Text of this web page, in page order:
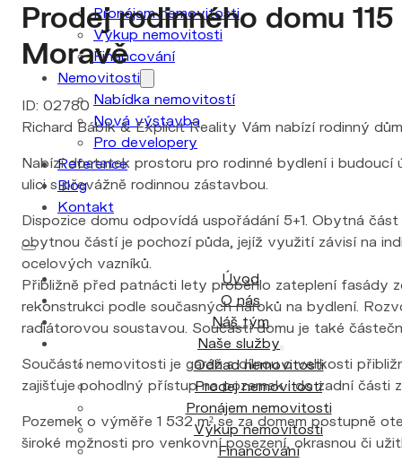
Pronájem nemovitosti
Výkup nemovitosti
Financování
Nemovitosti
Nabídka nemovitostí
Nová výstavba
Pro developery
Reference
Blog
Kontakt
Úvod
O nás
Náš tým
Naše služby
Odhad nemovitosti
Prodej nemovitosti
Pronájem nemovitosti
Výkup nemovitosti
Financování
Prodej rodinného domu
Moravě
ID: 02780
Richard Bábík & Explicit Reality Vám nabízí rodinný
Nabízí dostatek prostoru pro rodinné bydlení i budoucí
ulici s převážně rodinnou zástavbou.
Dispozice domu odpovídá uspořádání 5+1. Obytná
obytnou částí je pochozí půda, jejíž využití závisí na
ocelových vazníků.
Přibližně před patnácti lety proběhlo zateplení fasády
rekonstrukci podle současných nároků na bydlení.
radiátorovou soustavou. Součástí domu je také
Součástí nemovitosti je garáž s dílnou o velikosti
zajišťuje pohodlný přístup na pozemek i do zadní části
Pozemek o výměře 1 532 m² se za domem postupně
široké možnosti pro venkovní posezení, okrasnou či